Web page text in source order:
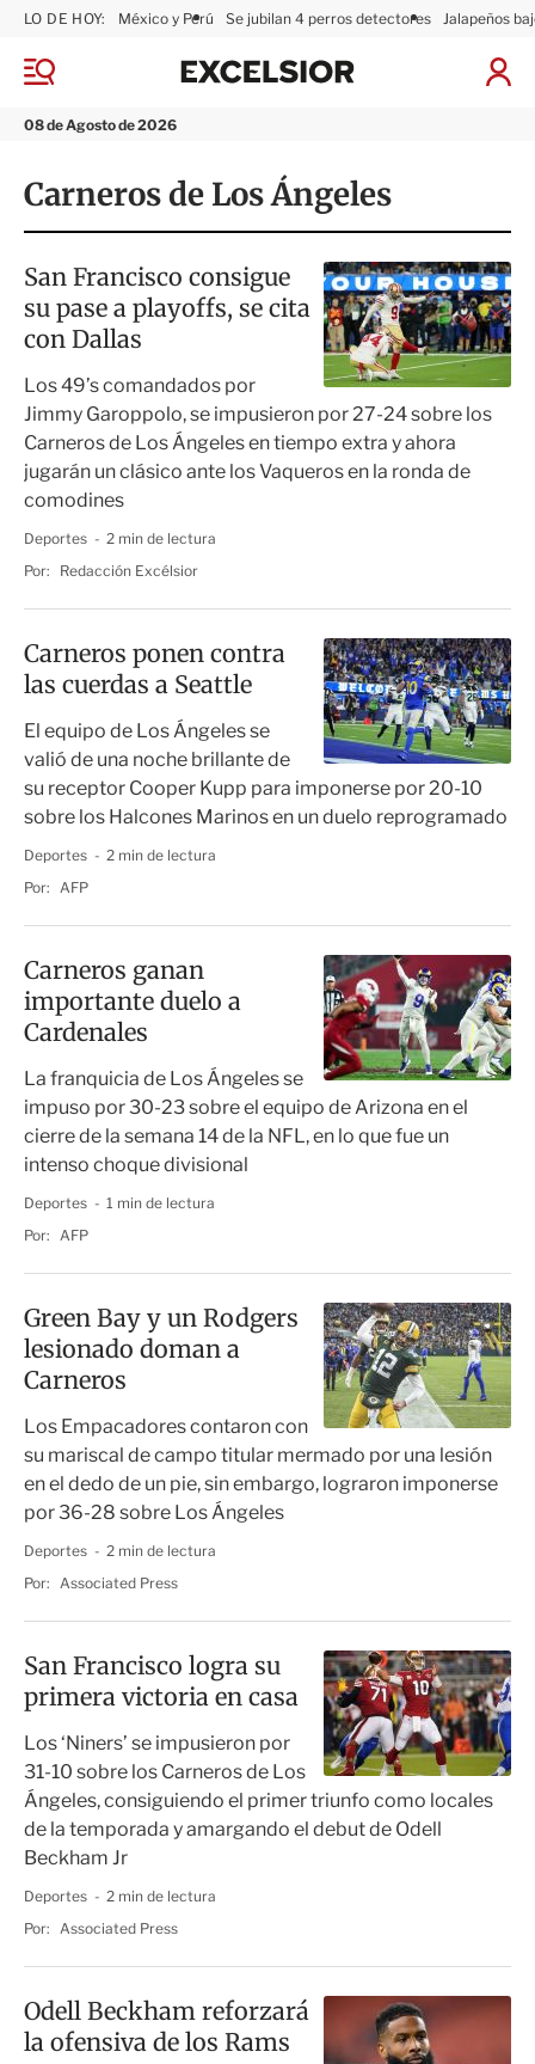
M
n
08 de Agosto de 2026
LO DE HOY: México y Perú Se jubilan 4 perros detectores Jalapeños
I
S
e
s
i
ó
n
x
r
Carneros de Los Ángeles
San Francisco consigue
su pase a playoffs, se cita
con Dallas
Los 49’s comandados por
Jimmy Garoppolo, se impusieron por 27-24 sobre los
Carneros de Los Ángeles en tiempo extra y ahora
jugarán un clásico ante los Vaqueros en la ronda de
comodines
Deportes
2 min de lectura
Por:
Redacción Excélsior
Carneros ponen contra
las cuerdas a Seattle
El equipo de Los Ángeles se
valió de una noche brillante de
su receptor Cooper Kupp para imponerse por 20-10
sobre los Halcones Marinos en un duelo reprogramado
Deportes
2 min de lectura
Por: AFP
Carneros ganan
importante duelo a
Cardenales
La franquicia de Los Ángeles se
impuso por 30-23 sobre el equipo de Arizona en el
cierre de la semana 14 de la NFL, en lo que fue un
intenso choque divisional
Deportes
1 min de lectura
Por: AFP
Green Bay y un Rodgers
lesionado doman a
Carneros
Los Empacadores contaron con
su mariscal de campo titular mermado por una lesión
en el dedo de un pie, sin embargo, lograron imponerse
por 36-28 sobre Los Ángeles
Deportes
2 min de lectura
Por: Associated Press
San Francisco logra su
primera victoria en casa
Los ‘Niners’ se impusieron por
31-10 sobre los Carneros de Los
Ángeles, consiguiendo el primer triunfo como locales
de la temporada y amargando el debut de Odell
Beckham Jr
Deportes
2 min de lectura
Por: Associated Press
Odell Beckham reforzará
la ofensiva de los Rams